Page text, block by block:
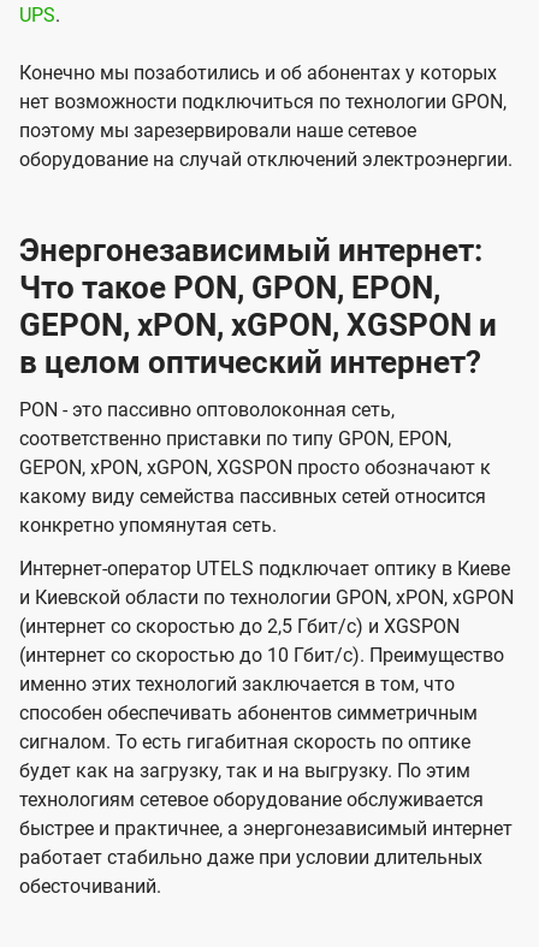
UPS.
Конечно мы позаботились и об абонентах у которых
нет возможности подключиться по технологии GPON,
поэтому мы зарезервировали наше сетевое
оборудование на случай отключений электроэнергии.
Энергонезависимый интернет:
Что такое PON, GPON, EPON,
GEPON, xPON, xGPON, XGSPON и
в целом оптический интернет?
PON - это пассивно оптоволоконная сеть,
соответственно приставки по типу GPON, EPON,
GEPON, xPON, xGPON, XGSPON просто обозначают к
какому виду семейства пассивных сетей относится
конкретно упомянутая сеть.
Интернет-оператор UTELS подключает оптику в Киеве
и Киевской области по технологии GPON, xPON, xGPON
(интернет со скоростью до 2,5 Гбит/с) и XGSPON
(интернет со скоростью до 10 Гбит/с). Преимущество
именно этих технологий заключается в том, что
способен обеспечивать абонентов симметричным
сигналом. То есть гигабитная скорость по оптике
будет как на загрузку, так и на выгрузку. По этим
технологиям сетевое оборудование обслуживается
быстрее и практичнее, а энергонезависимый интернет
работает стабильно даже при условии длительных
обесточиваний.